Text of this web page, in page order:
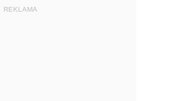
REKLAMA